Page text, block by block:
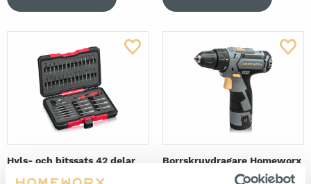
Hyls- och bitssats 42 delar
Borrskruvdragare Homeworx